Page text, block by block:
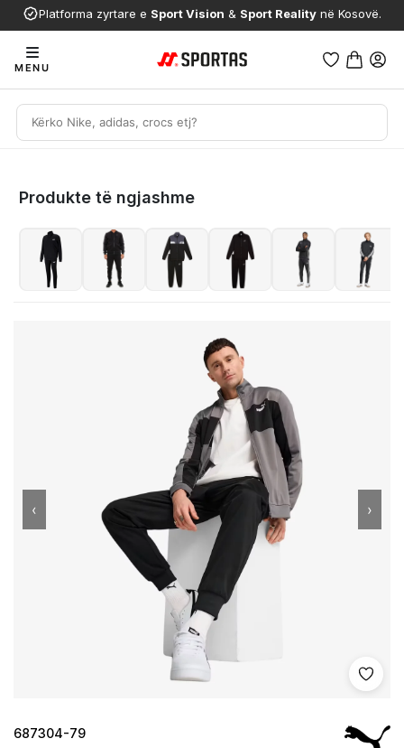
Platforma zyrtare e Sport Vision & Sport Reality në Kosovë.
MENU
Produkte të ngjashme
Shto
‹ ›
687304-79